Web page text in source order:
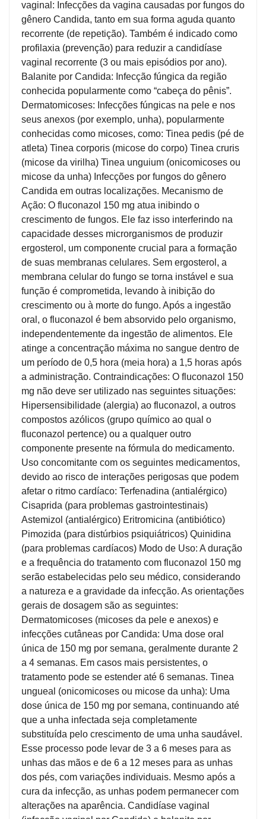
vaginal: Infecções da vagina causadas por fungos do
gênero Candida, tanto em sua forma aguda quanto
recorrente (de repetição). Também é indicado como
profilaxia (prevenção) para reduzir a candidíase
vaginal recorrente (3 ou mais episódios por ano).
Balanite por Candida: Infecção fúngica da região
conhecida popularmente como “cabeça do pênis”.
Dermatomicoses: Infecções fúngicas na pele e nos
seus anexos (por exemplo, unha), popularmente
conhecidas como micoses, como: Tinea pedis (pé de
atleta) Tinea corporis (micose do corpo) Tinea cruris
(micose da virilha) Tinea unguium (onicomicoses ou
micose da unha) Infecções por fungos do gênero
Candida em outras localizações. Mecanismo de
Ação: O fluconazol 150 mg atua inibindo o
crescimento de fungos. Ele faz isso interferindo na
capacidade desses microrganismos de produzir
ergosterol, um componente crucial para a formação
de suas membranas celulares. Sem ergosterol, a
membrana celular do fungo se torna instável e sua
função é comprometida, levando à inibição do
crescimento ou à morte do fungo. Após a ingestão
oral, o fluconazol é bem absorvido pelo organismo,
independentemente da ingestão de alimentos. Ele
atinge a concentração máxima no sangue dentro de
um período de 0,5 hora (meia hora) a 1,5 horas após
a administração. Contraindicações: O fluconazol 150
mg não deve ser utilizado nas seguintes situações:
Hipersensibilidade (alergia) ao fluconazol, a outros
compostos azólicos (grupo químico ao qual o
fluconazol pertence) ou a qualquer outro
componente presente na fórmula do medicamento.
Uso concomitante com os seguintes medicamentos,
devido ao risco de interações perigosas que podem
afetar o ritmo cardíaco: Terfenadina (antialérgico)
Cisaprida (para problemas gastrointestinais)
Astemizol (antialérgico) Eritromicina (antibiótico)
Pimozida (para distúrbios psiquiátricos) Quinidina
(para problemas cardíacos) Modo de Uso: A duração
e a frequência do tratamento com fluconazol 150 mg
serão estabelecidas pelo seu médico, considerando
a natureza e a gravidade da infecção. As orientações
gerais de dosagem são as seguintes:
Dermatomicoses (micoses da pele e anexos) e
infecções cutâneas por Candida: Uma dose oral
única de 150 mg por semana, geralmente durante 2
a 4 semanas. Em casos mais persistentes, o
tratamento pode se estender até 6 semanas. Tinea
ungueal (onicomicoses ou micose da unha): Uma
dose única de 150 mg por semana, continuando até
que a unha infectada seja completamente
substituída pelo crescimento de uma unha saudável.
Esse processo pode levar de 3 a 6 meses para as
unhas das mãos e de 6 a 12 meses para as unhas
dos pés, com variações individuais. Mesmo após a
cura da infecção, as unhas podem permanecer com
alterações na aparência. Candidíase vaginal